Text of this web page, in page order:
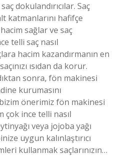
dokulandırıcılar. Saç
katmanlarını hafifçe
sağlar ve saç
telli saç nasıl
hacim kazandırmanın en
ısıdan da korur.
sonra, fön makinesi
kurumasını
önerimiz fön makinesi
çok ince telli nasıl
veya jojoba yağı
uygun kalınlaştırıcı
kullanmak saçlarınızın…